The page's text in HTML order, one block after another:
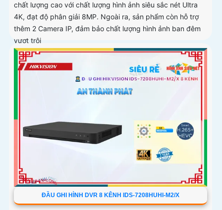
chất lượng cao với chất lượng hình ảnh siêu sắc nét Ultra
4K, đạt độ phân giải 8MP. Ngoài ra, sản phẩm còn hỗ trợ
thêm 2 Camera IP, đảm bảo chất lượng hình ảnh ban đêm
vượt trội
ĐẦU GHI HÌNH DVR 8 KÊNH IDS-7208HUHI-M2/X